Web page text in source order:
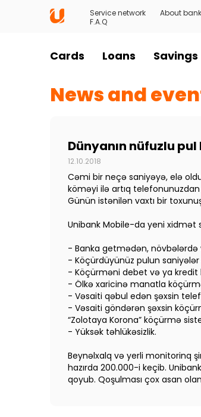
Service network About bank
F.A.Q
Cards Loans Savings
News and
Dünyanın nüfuzlu
12.10.2018
Cəmi bir neçə saniyəyə, elə
köməyi ilə artıq
Günün istənilən vaxtı bir
Unibank Mobile-da yeni xidmət
- Banka getmədən, növbələrdə
- Köçürdüyünüz pulun saniyələr
- Köçürməni debet və ya kredit
- Ölkə xaricinə manatla
- Vəsaiti qəbul edən şəxsin
- Vəsaiti göndərən şəxsin
“Zolotaya Korona” köçürmə
- Yüksək təhlükəsizlik.
Beynəlxalq və yerli monitorinq
hazırda 200.000-i keçib.
qoyub. Qoşulması çox asan